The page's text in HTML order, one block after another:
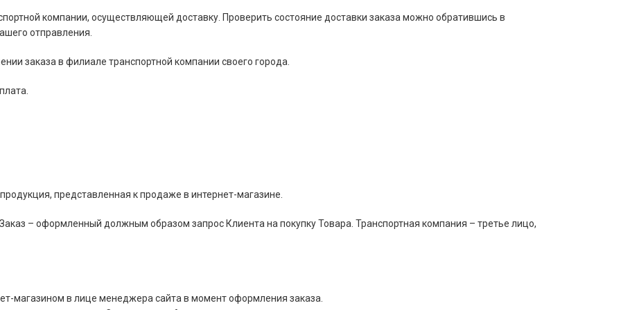
компании, осуществляющей доставку. Проверить состояние доставки заказа можно обратившись в
отправления.
заказа в филиале транспортной компании своего города.
представленная к продаже в интернет-магазине.
– оформленный должным образом запрос Клиента на покупку Товара. Транспортная компания – третье лицо,
магазином в лице менеджера сайта в момент оформления заказа.